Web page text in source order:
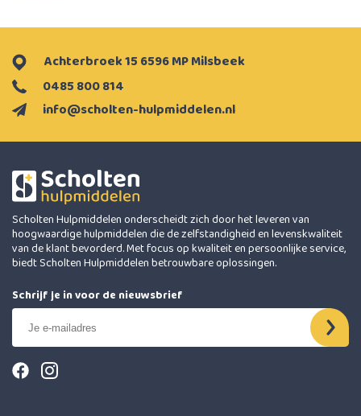
info@scholten-hulpmiddelen.nl
0485 800 814
Achterbroek 15 6596 MP Milsbeek
Scholten Hulpmiddelen onderscheidt zich door het leveren van
hoogwaardige hulpmiddelen die de zelfstandigheid en levenskwaliteit
van de klant bevorderd. Met focus op kwaliteit en persoonlijke service,
biedt Scholten Hulpmiddelen betrouwbare oplossingen.
Schrijf je in voor de nieuwsbrief